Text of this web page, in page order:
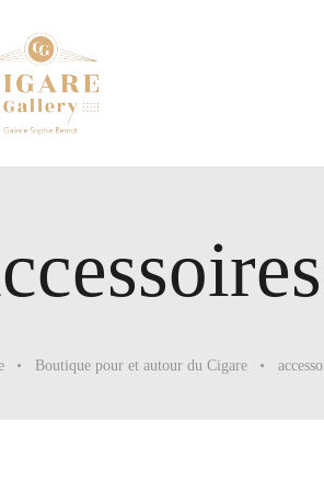
Boutique pour et autour du Cigare